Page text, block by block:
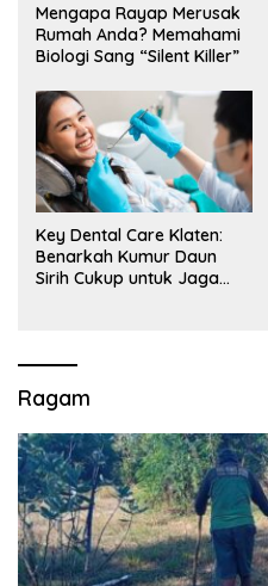
Mengapa Rayap Merusak
Rumah Anda? Memahami
Biologi Sang “Silent Killer”
Key Dental Care Klaten:
Benarkah Kumur Daun
Sirih Cukup untuk Jaga
Ragam